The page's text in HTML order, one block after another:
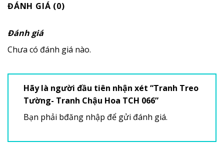
ĐÁNH GIÁ (0)
Đánh giá
Chưa có đánh giá nào.
Hãy là người đầu tiên nhận xét “Tranh Treo
Tường- Tranh Chậu Hoa TCH 066”
Bạn phải bđăng nhập để gửi đánh giá.